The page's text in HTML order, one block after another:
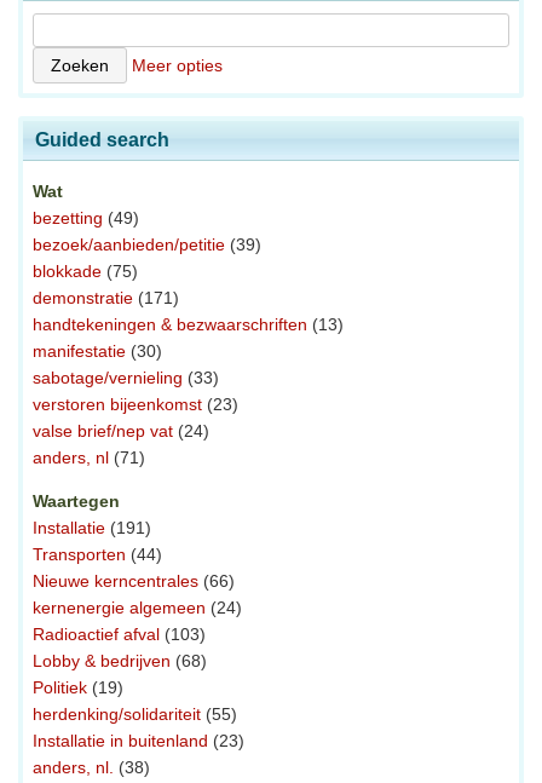
Meer opties
Guided search
Wat
bezetting (49)
bezoek/aanbieden/petitie (39)
blokkade (75)
demonstratie (171)
handtekeningen & bezwaarschriften (13)
manifestatie (30)
sabotage/vernieling (33)
verstoren bijeenkomst (23)
valse brief/nep vat (24)
anders, nl (71)
Waartegen
Installatie (191)
Transporten (44)
Nieuwe kerncentrales (66)
kernenergie algemeen (24)
Radioactief afval (103)
Lobby & bedrijven (68)
Politiek (19)
herdenking/solidariteit (55)
Installatie in buitenland (23)
anders, nl. (38)